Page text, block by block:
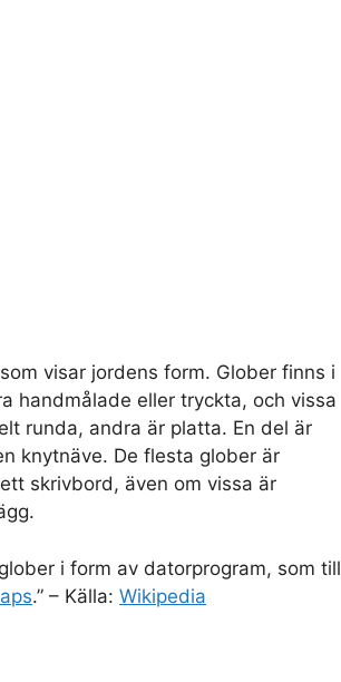
visar jordens form. Glober finns i
handmålade eller tryckta, och vissa
runda, andra är platta. En del är
knytnäve. De flesta glober är
skrivbord, även om vissa är
i form av datorprogram, som till
.” – Källa: Wikipedia